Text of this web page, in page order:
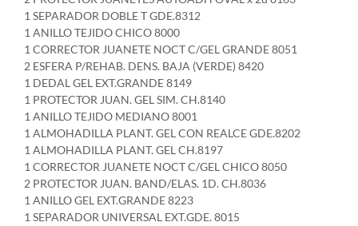
1 SEPARADOR DOBLE T GDE.8312
1 ANILLO TEJIDO CHICO 8000
1 CORRECTOR JUANETE NOCT C/GEL GRANDE 8051
2 ESFERA P/REHAB. DENS. BAJA (VERDE) 8420
1 DEDAL GEL EXT.GRANDE 8149
1 PROTECTOR JUAN. GEL SIM. CH.8140
1 ANILLO TEJIDO MEDIANO 8001
1 ALMOHADILLA PLANT. GEL CON REALCE GDE.8202
1 ALMOHADILLA PLANT. GEL CH.8197
1 CORRECTOR JUANETE NOCT C/GEL CHICO 8050
2 PROTECTOR JUAN. BAND/ELAS. 1D. CH.8036
1 ANILLO GEL EXT.GRANDE 8223
1 SEPARADOR UNIVERSAL EXT.GDE. 8015